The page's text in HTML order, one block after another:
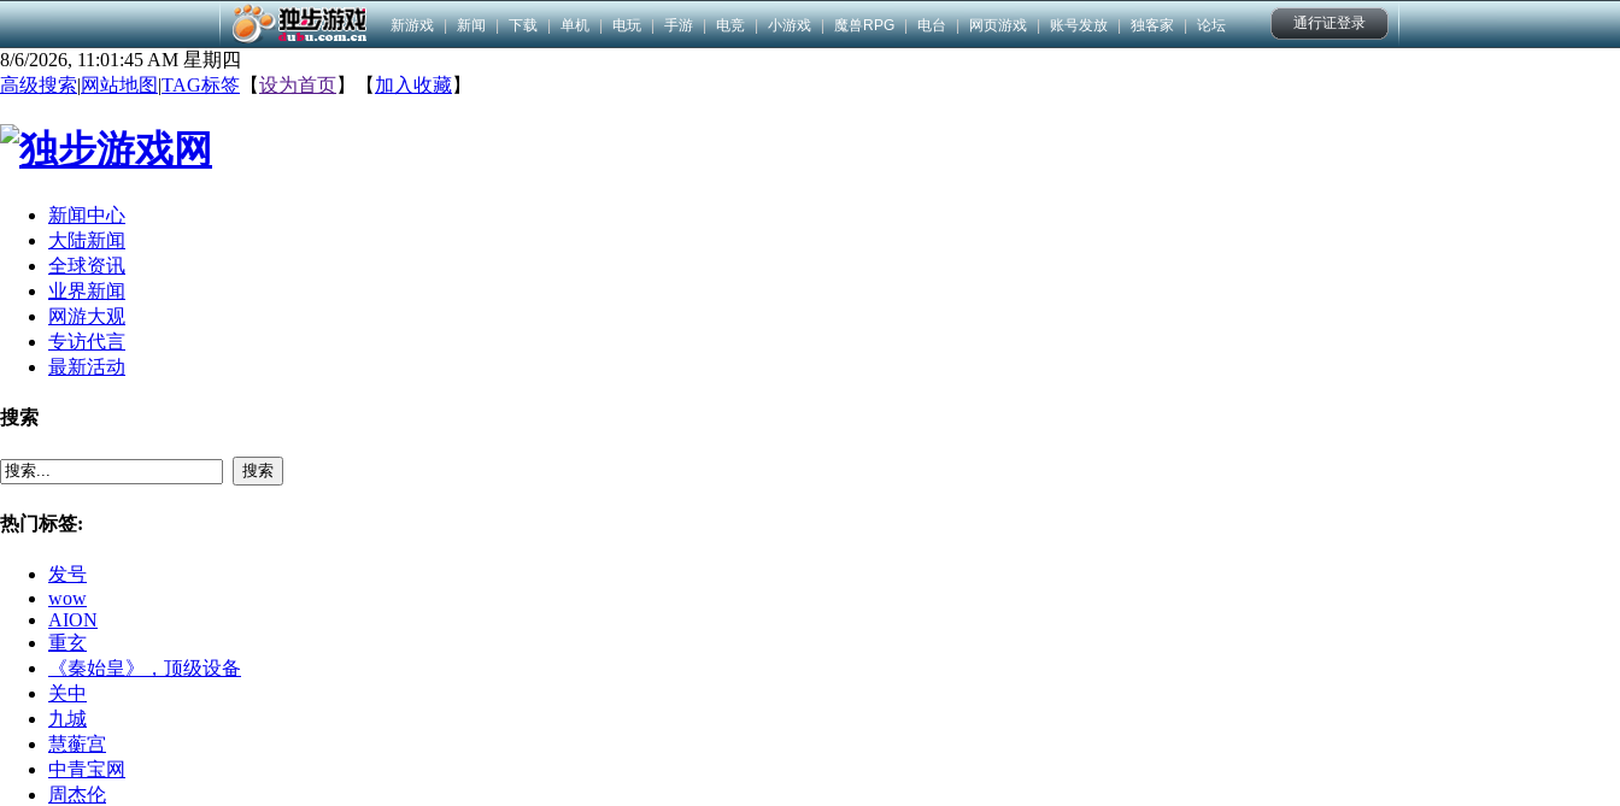
新游戏 | 新闻 | 下载 | 单机 | 电玩 | 手游 | 电竞 | 小游戏 | 魔兽RPG | 电台 | 网页游戏 | 账号发放 | 独客家 | 论坛 通行证登录
8/6/2026, 11:01:46 AM 星期四
高级搜索|网站地图|TAG标签 【设为首页】【 加入收藏】
新闻中心
大陆新闻
全球资讯
业界新闻
网游大观
专访代言
最新活动
搜索
搜索
热门标签:
发号
wow
AION
重玄
《秦始皇》，顶级设备
关中
九城
慧蘅宫
中青宝网
周杰伦